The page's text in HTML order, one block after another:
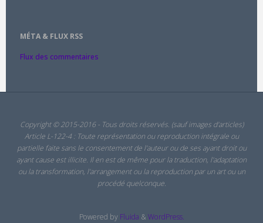
MÉTA & FLUX RSS
Flux des commentaires
Copyright © 2015-2016 - Tous droits réservés. (sauf images d'articles)
Article L-122-4 : Toute représentation ou reproduction intégrale ou
partielle faite sans le consentement de l'auteur ou de ses ayant droit ou
ayant cause est illicite. Il en est de même pour la traduction, l'adaptation
ou la transformation, l'arrangement ou la reproduction par un art ou un
procédé quelconque.
Powered byFluida & WordPress.